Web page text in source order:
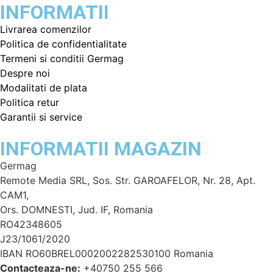
INFORMATII
Livrarea comenzilor
Politica de confidentialitate
Termeni si conditii Germag
Despre noi
Modalitati de plata
Politica retur
Garantii si service
INFORMATII MAGAZIN
Germag
Remote Media SRL, Sos. Str. GAROAFELOR, Nr. 28, Apt.
CAM1,
Ors. DOMNESTI, Jud. IF, Romania
RO42348605
J23/1061/2020
IBAN RO60BREL0002002282530100 Romania
Contacteaza-ne: +40750 255 566